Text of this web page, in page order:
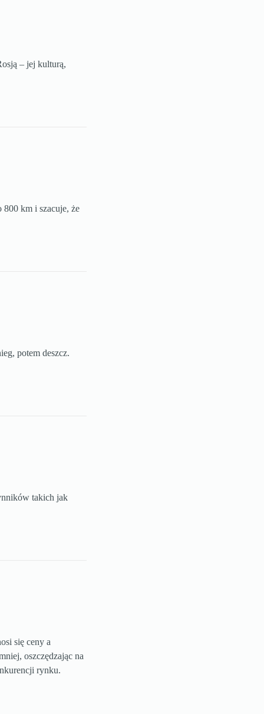
– jej kulturą,
800 km i szacuje, że
potem deszcz.
takich jak
się ceny a
oszczędzając na
rynku.